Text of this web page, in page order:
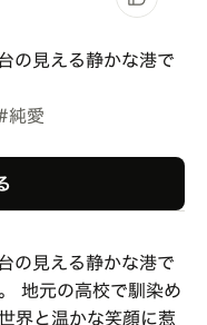
の見える静かな港で
純愛
の見える静かな港で
地元の高校で馴染め
界と温かな笑顔に惹